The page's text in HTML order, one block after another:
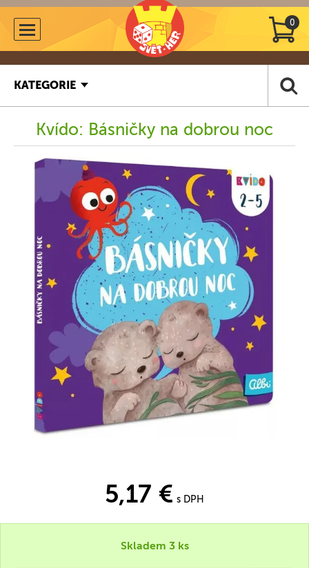
0
KATEGORIE
Kvído: Básničky na dobrou noc
5,17 € s DPH
Skladem 3 ks